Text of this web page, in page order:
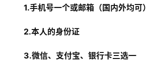
1.手机号一个或邮箱（国内外均可）
2.本人的身份证
3.微信、支付宝、银行卡三选一